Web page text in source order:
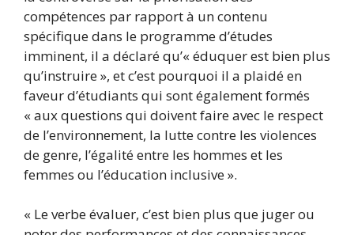
compétences par rapport à un contenu
spécifique dans le programme d’études
imminent, il a déclaré qu’« éduquer est bien plus
qu’instruire », et c’est pourquoi il a plaidé en
faveur d’étudiants qui sont également formés
« aux questions qui doivent faire avec le respect
de l’environnement, la lutte contre les violences
de genre, l’égalité entre les hommes et les
femmes ou l’éducation inclusive ».
« Le verbe évaluer, c’est bien plus que juger ou